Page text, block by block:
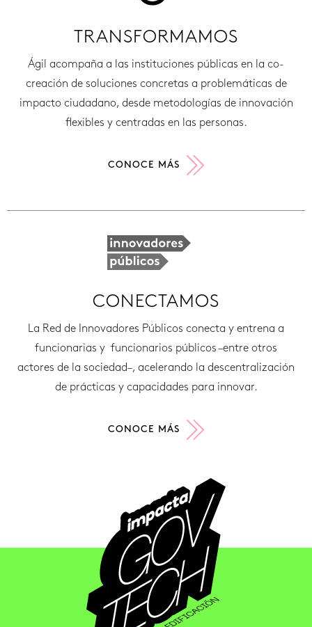
TRANSFORMAMOS
Ágil acompaña a las instituciones públicas en la co-
creación de soluciones concretas a problemáticas de
impacto ciudadano, desde metodologías de innovación
flexibles y centradas en las personas.
CONOCE MÁS
CONECTAMOS
La Red de Innovadores Públicos conecta y entrena a
funcionarias y funcionarios públicos –entre otros
actores de la sociedad–, acelerando la descentralización
de prácticas y capacidades para innovar.
CONOCE MÁS